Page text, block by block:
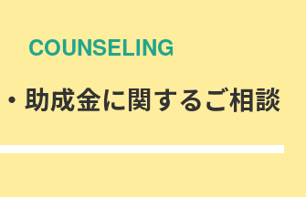
COUNSELING
助成金に関するご相談